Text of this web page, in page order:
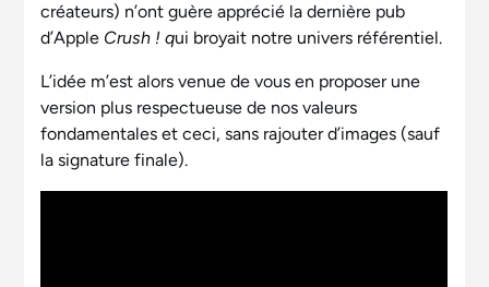
créateurs) n’ont guère apprécié la dernière pub
d’Apple Crush ! qui broyait notre univers référentiel.
L’idée m’est alors venue de vous en proposer une
version plus respectueuse de nos valeurs
fondamentales et ceci, sans rajouter d’images (sauf
la signature finale).